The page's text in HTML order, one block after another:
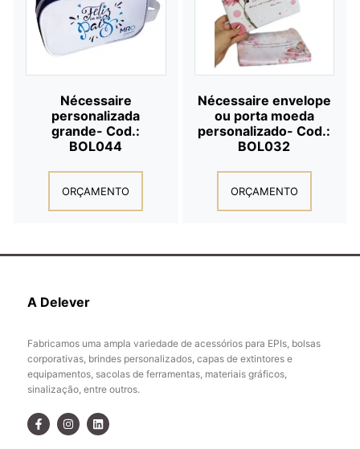
Nécessaire
personalizada
grande- Cod.:
BOL044
ORÇAMENTO
Nécessaire envelope
ou porta moeda
personalizado- Cod.:
BOL032
ORÇAMENTO
A Delever
Fabricamos uma ampla variedade de acessórios para EPIs, bolsas
corporativas, brindes personalizados, capas de extintores e
equipamentos, sacolas de ferramentas, materiais gráficos,
sinalização, entre outros.